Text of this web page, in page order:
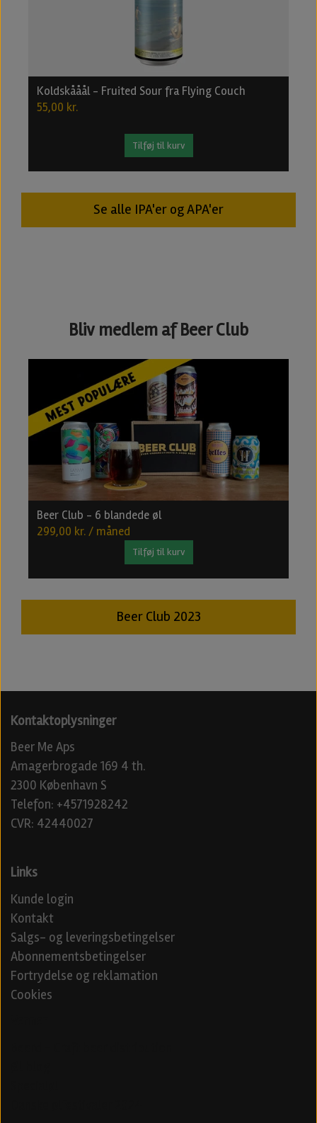
Koldskååål - Fruited Sour fra Flying Couch
55,00 kr.
Tilføj til kurv
Se alle IPA'er og APA'er
Bliv medlem af Beer Club
Beer Club - 6 blandede øl
299,00 kr. / måned
Tilføj til kurv
Beer Club 2023
Kontaktoplysninger
Beer Me Aps
Amagerbrogade 169 4 th.
2300 København S
Telefon: +4571928242
CVR: 42440027
Links
Kunde login
Kontakt
Salgs- og leveringsbetingelser
Abonnementsbetingelser
Fortrydelse og reklamation
Cookies